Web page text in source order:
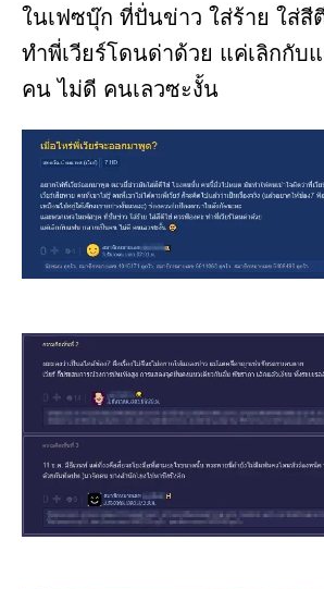
ในเฟซบุ๊ก ที่ปั่นข่าว ใส่ร้าย ใส่สี
ทำพี่เวียร์โดนด่าด้วย แค่เลิกกับ
คน ไม่ดี คนเลวซะงั้น